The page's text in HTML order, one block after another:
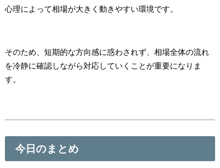
心理によって相場が大きく動きやすい環境です。
そのため、短期的な方向感に惑わされず、相場全体の流れ
を冷静に確認しながら対応していくことが重要になりま
す。
今日のまとめ